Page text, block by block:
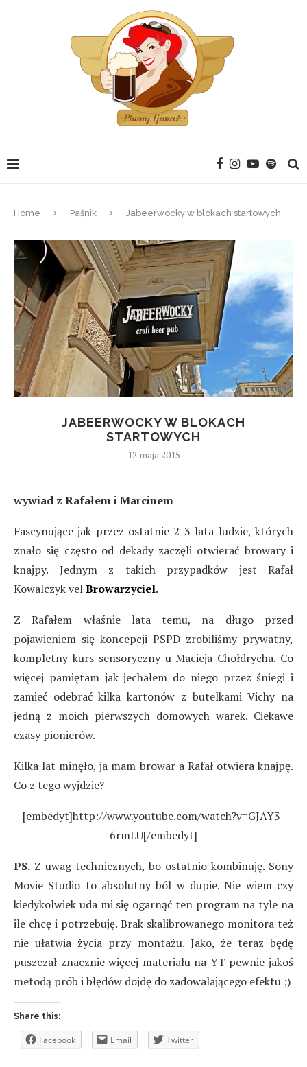
Home Paśnik Jabeerwocky w blokach startowych
JABEERWOCKY W BLOKACH
STARTOWYCH
12 maja 2015
wywiad z Rafałem i Marcinem
Fascynujące jak przez ostatnie 2-3 lata ludzie, których
znało się często od dekady zaczęli otwierać browary i
knajpy. Jednym z takich przypadków jest Rafał
Kowalczyk velBrowarzyciel.
Z Rafałem właśnie lata temu, na długo przed
pojawieniem się koncepcji PSPD zrobiliśmy prywatny,
kompletny kurs sensoryczny u Macieja Chołdrycha. Co
więcej pamiętam jak jechałem do niego przez śniegi i
zamieć odebrać kilka kartonów z butelkami Vichy na
jedną z moich pierwszych domowych warek. Ciekawe
czasy pionierów.
Kilka lat minęło, ja mam browar a Rafał otwiera knajpę.
Co z tego wyjdzie?
[embedyt]http://www.youtube.com/watch?v=GJAY3-
6rmLU[/embedyt]
PS. Z uwag technicznych, bo ostatnio kombinuję. Sony
Movie Studio to absolutny ból w dupie. Nie wiem czy
kiedykolwiek uda mi się ogarnąć ten program na tyle na
ile chcę i potrzebuję. Brak skalibrowanego monitora też
nie ułatwia życia przy montażu. Jako, że teraz będę
puszczał znacznie więcej materiału na YT pewnie jakoś
metodą prób i błędów dojdę do zadowalającego efektu ;)
Share this:
Facebook Email Twitter